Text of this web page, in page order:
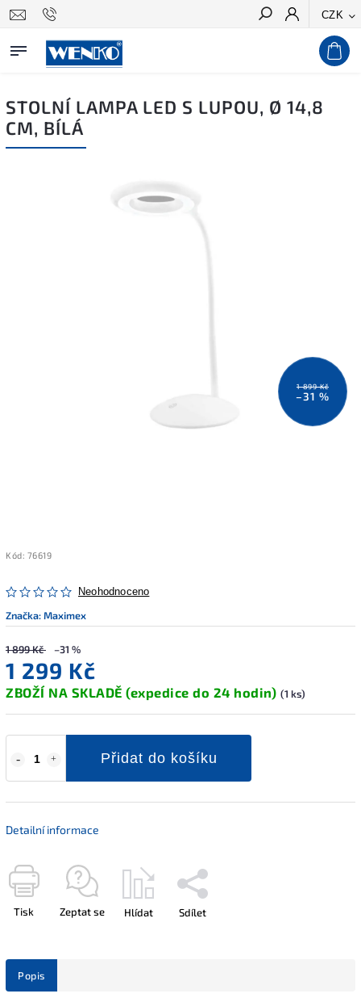
CZK
Hledat
STOLNÍ LAMPA LED S LUPOU, Ø 14,8
CM, BÍLÁ
1 899 Kč
–31 %
Kód: 76619
Neohodnoceno
Značka:Maximex
1 899 Kč –31 %
1 299 Kč
ZBOŽÍ NA SKLADĚ (expedice do 24 hodin) (1 ks)
Přidat do košíku
Detailní informace
Tisk Zeptat se Hlídat Sdílet
Popis